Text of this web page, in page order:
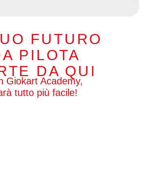
FUTURO
PILOTA
DA QUI
Giokart Academy,
tutto più facile!